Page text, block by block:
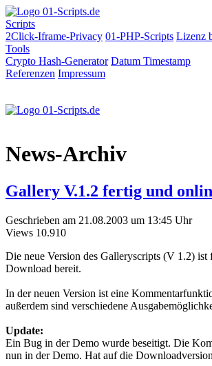
Scripts
2Click-Iframe-Privacy 01-PHP-Scripts Lizenz
Tools
Crypto Hash-Generator Datum Timestamp
Referenzen Impressum
News-Archiv
Gallery V.1.2 fertig und
Geschrieben am 21.08.2003 um 13:45 Uhr
Views 10.910
Die neue Version des Galleryscripts (V 1.2) ist
Download bereit.
In der neuen Version ist eine
außerdem sind verschiedene
Update:
Ein Bug in der Demo wurde beseitigt. Die
nun in der Demo. Hat auf die